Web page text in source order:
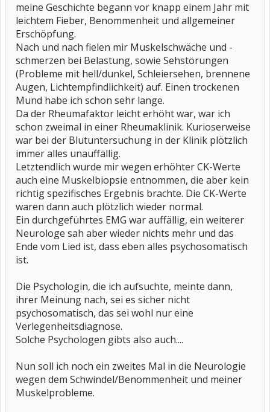
meine Geschichte begann vor knapp einem Jahr mit
leichtem Fieber, Benommenheit und allgemeiner
Erschöpfung.
Nach und nach fielen mir Muskelschwäche und -
schmerzen bei Belastung, sowie Sehstörungen
(Probleme mit hell/dunkel, Schleiersehen, brennene
Augen, Lichtempfindlichkeit) auf. Einen trockenen
Mund habe ich schon sehr lange.
Da der Rheumafaktor leicht erhöht war, war ich
schon zweimal in einer Rheumaklinik. Kurioserweise
war bei der Blutuntersuchung in der Klinik plötzlich
immer alles unauffällig.
Letztendlich wurde mir wegen erhöhter CK-Werte
auch eine Muskelbiopsie entnommen, die aber kein
richtig spezifisches Ergebnis brachte. Die CK-Werte
waren dann auch plötzlich wieder normal.
Ein durchgeführtes EMG war auffällig, ein weiterer
Neurologe sah aber wieder nichts mehr und das
Ende vom Lied ist, dass eben alles psychosomatisch
ist.
Die Psychologin, die ich aufsuchte, meinte dann,
ihrer Meinung nach, sei es sicher nicht
psychosomatisch, das sei wohl nur eine
Verlegenheitsdiagnose.
Solche Psychologen gibts also auch....
Nun soll ich noch ein zweites Mal in die Neurologie
wegen dem Schwindel/Benommenheit und meiner
Muskelprobleme.